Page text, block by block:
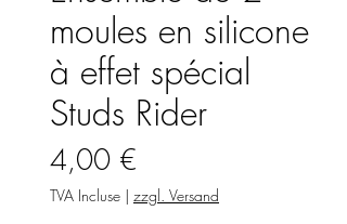
moules en silicone
à effet spécial
Studs Rider
4,00 €
TVA Incluse | zzgl. Versand